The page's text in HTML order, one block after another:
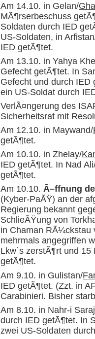
Am 14.10. in Gelan/
MÃ¶rserbeschuss
Soldaten durch IED
US-Soldaten, in
IED getÃ¶tet.
Am 13.10. in Yahya
Gefecht getÃ¶tet. In
Gefecht und durch IED
ein US-Soldat durch
VerlÃ¤ngerung des
Sicherheitsrat mit
Am 12.10. in Maywand/
getÃ¶tet.
Am 10.10. in Zhelay/
IED getÃ¶tet. In Nad
getÃ¶tet.
Am 10.10. Ã–ffnung
(Kyber-PaÃŸ) an der
Regierung bekannt
SchlieÃŸung von
in Chaman RÃ¼ckstau
mehrmals angegriffen
Lkw`s zerstÃ¶rt und 15
getÃ¶tet.
Am 9.10. in Gulistan/
IED getÃ¶tet. (Zzt. in
Carabinieri. Bisher
Am 8.10. in Nahr-i
durch IED getÃ¶tet. In
zwei US-Soldaten